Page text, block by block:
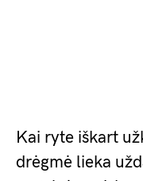
Kai ryte iškart
drėgmė lieka